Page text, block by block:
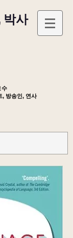
박사
수
, 방송인, 연사